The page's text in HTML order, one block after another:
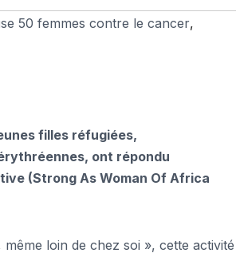
50 femmes contre le cancer,
filles réfugiées,
ont répondu
(Strong As Woman Of Africa
loin de chez soi », cette activité